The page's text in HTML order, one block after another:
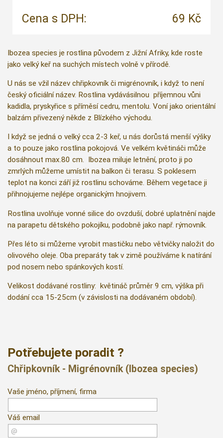
Cena s DPH: 69 Kč
Ibozea species je rostlina původem z Jižní Afriky, kde roste
jako velký keř na suchých místech volně v přírodě.
U nás se vžil název chřipkovník či migrénovník, i když to není
český oficiální název. Rostlina vydávásilnou příjemnou vůni
kadidla, pryskyřice s příměsí cedru, mentolu. Voní jako orientální
balzám přivezený někde z Blízkého východu.
I když se jedná o velký cca 2-3 keř, u nás dorůstá menší výšky
a to pouze jako rostlina pokojová. Ve velkém květináči může
dosáhnout max.80 cm. Ibozea miluje letnění, proto ji po
zmrlých můžeme umístit na balkon či terasu. S poklesem
teplot na konci září již rostlinu schováme. Během vegetace ji
přihnojujeme nejlépe organickým hnojivem.
Rostlina uvolňuje vonné silice do ovzduší, dobré uplatnění najde
na parapetu dětského pokojíku, podobně jako např. rýmovník.
Přes léto si můžeme vyrobit mastičku nebo větvičky naložit do
olivového oleje. Oba preparáty tak v zimě používáme k natírání
pod nosem nebo spánkových kostí.
Velikost dodávané rostliny: květináč průměr 9 cm, výška při
dodání cca 15-25cm (v závislosti na dodávaném období).
Potřebujete poradit ?
Chřipkovník - Migrénovník (Ibozea species)
Vaše jméno, příjmení, firma
Váš email